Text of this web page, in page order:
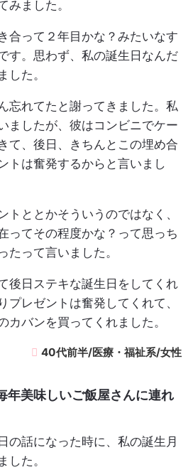
みました。
合って２年目かな？みたいなす
す。思わず、私の誕生日なんだ
した。
忘れてたと謝ってきました。私
ましたが、彼はコンビニでケー
て、後日、きちんとこの埋め合
トは奮発するからと言いまし
トととかそういうのではなく、
ってその程度かな？って思っち
たって言いました。
後日ステキな誕生日をしてくれ
プレゼントは奮発してくれて、
カバンを買ってくれました。
40代前半/医療・福祉系/女性
年美味しいご飯屋さんに連れ
の話になった時に、私の誕生月
した。